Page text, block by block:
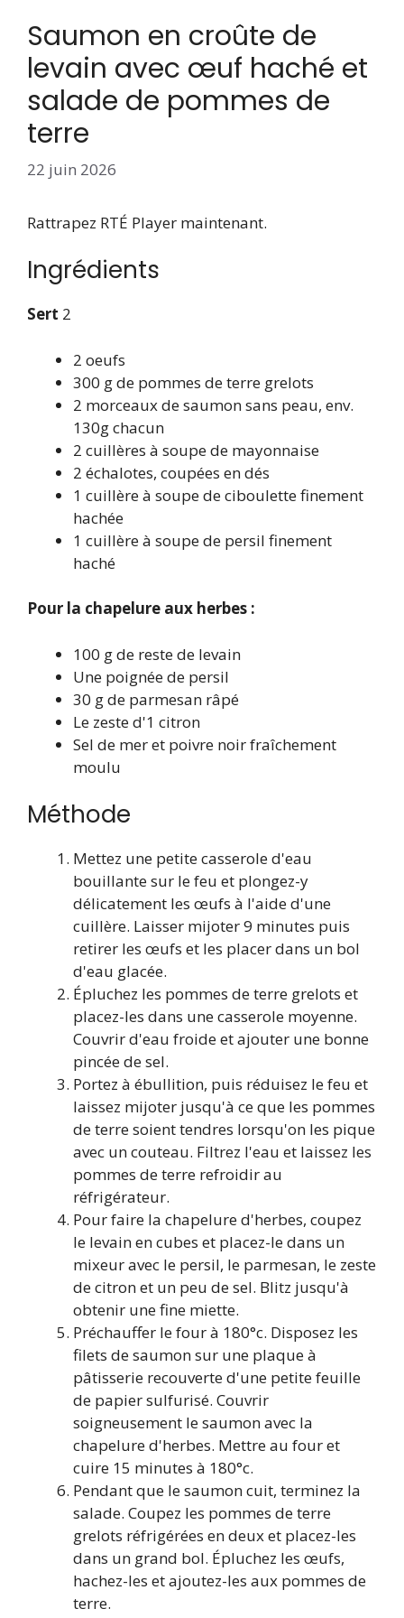
Saumon en croûte de
levain avec œuf haché et
salade de pommes de
terre
22 juin 2026
Rattrapez RTÉ Player maintenant.
Ingrédients
Sert 2
2 oeufs
300 g de pommes de terre grelots
2 morceaux de saumon sans peau, env.
130g chacun
2 cuillères à soupe de mayonnaise
2 échalotes, coupées en dés
1 cuillère à soupe de ciboulette finement
hachée
1 cuillère à soupe de persil finement
haché
Pour la chapelure aux herbes :
100 g de reste de levain
Une poignée de persil
30 g de parmesan râpé
Le zeste d'1 citron
Sel de mer et poivre noir fraîchement
moulu
Méthode
Mettez une petite casserole d'eau
bouillante sur le feu et plongez-y
délicatement les œufs à l'aide d'une
cuillère. Laisser mijoter 9 minutes puis
retirer les œufs et les placer dans un bol
d'eau glacée.
Épluchez les pommes de terre grelots et
placez-les dans une casserole moyenne.
Couvrir d'eau froide et ajouter une bonne
pincée de sel.
Portez à ébullition, puis réduisez le feu et
laissez mijoter jusqu'à ce que les pommes
de terre soient tendres lorsqu'on les pique
avec un couteau. Filtrez l'eau et laissez les
pommes de terre refroidir au
réfrigérateur.
Pour faire la chapelure d'herbes, coupez
le levain en cubes et placez-le dans un
mixeur avec le persil, le parmesan, le zeste
de citron et un peu de sel. Blitz jusqu'à
obtenir une fine miette.
Préchauffer le four à 180°c. Disposez les
filets de saumon sur une plaque à
pâtisserie recouverte d'une petite feuille
de papier sulfurisé. Couvrir
soigneusement le saumon avec la
chapelure d'herbes. Mettre au four et
cuire 15 minutes à 180°c.
Pendant que le saumon cuit, terminez la
salade. Coupez les pommes de terre
grelots réfrigérées en deux et placez-les
dans un grand bol. Épluchez les œufs,
hachez-les et ajoutez-les aux pommes de
terre.